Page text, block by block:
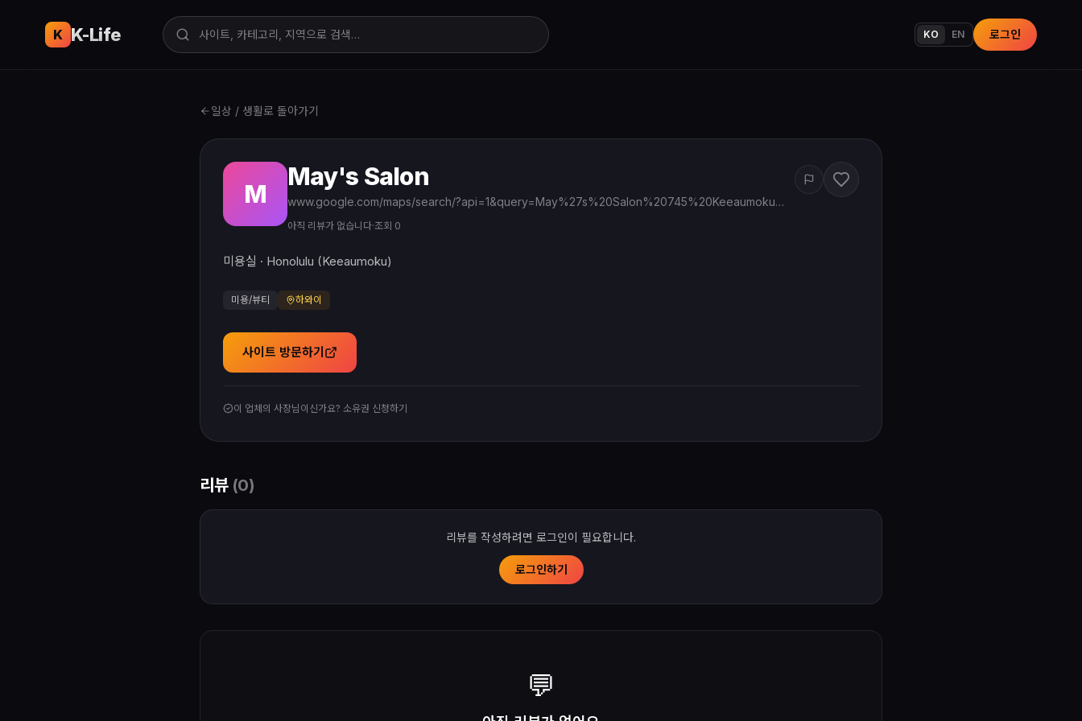
K K-Life KO EN 로그인
일상 / 생활로 돌아가기
M
May's Salon
www.google.com/maps/search/?api=1&query=May%27s%20Salon%20745%20Keeaumoku%20St%20Honolulu%20HI
아직 리뷰가 없습니다·조회 0
미용실 · Honolulu (Keeaumoku)
미용/뷰티 하와이
사이트 방문하기
이 업체의 사장님이신가요? 소유권 신청하기
리뷰 (0)
리뷰를 작성하려면 로그인이 필요합니다.
로그인하기
💬